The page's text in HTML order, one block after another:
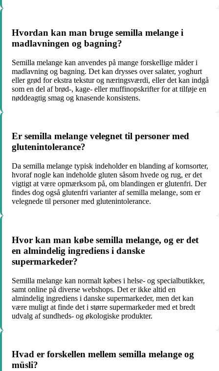
Hvordan kan man bruge semilla melange i
madlavningen og bagning?
Semilla melange kan anvendes på mange forskellige måder i
madlavning og bagning. Det kan drysses over salater, yoghurt
eller grød for ekstra tekstur og næringsværdi, eller det kan indgå
som en del af brød-, kage- eller muffinopskrifter for at tilføje en
nøddeagtig smag og knasende konsistens.
Er semilla melange velegnet til personer med
glutenintolerance?
Da semilla melange typisk indeholder en blanding af kornsorter,
hvoraf nogle kan indeholde gluten såsom hvede og rug, er det
vigtigt at være opmærksom på, om blandingen er glutenfri. Der
findes dog også glutenfri varianter af semilla melange, som er
velegnede til personer med glutenintolerance.
Hvor kan man købe semilla melange, og er det
en almindelig ingrediens i danske
supermarkeder?
Semilla melange kan normalt købes i helse- og specialbutikker,
samt online på diverse webshops. Det er ikke altid en
almindelig ingrediens i danske supermarkeder, men det kan
være muligt at finde det i større supermarkeder med et bredt
udvalg af sundheds- og økologiske produkter.
Hvad er forskellen mellem semilla melange og
müsli?